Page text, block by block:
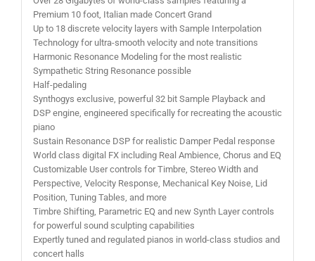
Premium 10 foot, Italian made Concert Grand
Up to 18 discrete velocity layers with Sample Interpolation
Technology for ultra-smooth velocity and note transitions
Harmonic Resonance Modeling for the most realistic
Sympathetic String Resonance possible
Half-pedaling
Synthogys exclusive, powerful 32 bit Sample Playback and
DSP engine, engineered specifically for recreating the acoustic
piano
Sustain Resonance DSP for realistic Damper Pedal response
World class digital FX including Real Ambience, Chorus and EQ
Customizable User controls for Timbre, Stereo Width and
Perspective, Velocity Response, Mechanical Key Noise, Lid
Position, Tuning Tables, and more
Timbre Shifting, Parametric EQ and new Synth Layer controls
for powerful sound sculpting capabilities
Expertly tuned and regulated pianos in world-class studios and
concert halls